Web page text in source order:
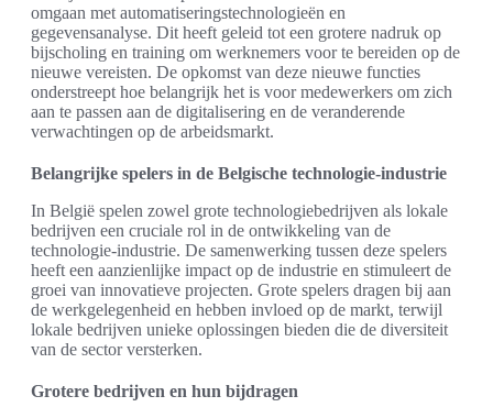
omgaan met automatiseringstechnologieën en
gegevensanalyse. Dit heeft geleid tot een grotere nadruk op
bijscholing en training om werknemers voor te bereiden op de
nieuwe vereisten. De opkomst van deze nieuwe functies
onderstreept hoe belangrijk het is voor medewerkers om zich
aan te passen aan de digitalisering en de veranderende
verwachtingen op de arbeidsmarkt.
Belangrijke spelers in de Belgische technologie-industrie
In België spelen zowel grote technologiebedrijven als lokale
bedrijven een cruciale rol in de ontwikkeling van de
technologie-industrie. De samenwerking tussen deze spelers
heeft een aanzienlijke impact op de industrie en stimuleert de
groei van innovatieve projecten. Grote spelers dragen bij aan
de werkgelegenheid en hebben invloed op de markt, terwijl
lokale bedrijven unieke oplossingen bieden die de diversiteit
van de sector versterken.
Grotere bedrijven en hun bijdragen